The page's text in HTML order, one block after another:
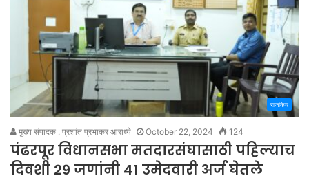
राजकिय
मुख्य संपादक : प्रशांत प्रभाकर आराध्ये October 22, 2024 124
पंढरपूर विधानसभा मतदारसंघासाठी पहिल्याच
दिवशी 29 जणांनी 41 उमेदवारी अर्ज घेतले